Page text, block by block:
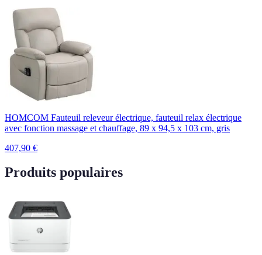
HOMCOM Fauteuil releveur électrique, fauteuil relax électrique
avec fonction massage et chauffage, 89 x 94,5 x 103 cm, gris
407,90 €
Produits populaires